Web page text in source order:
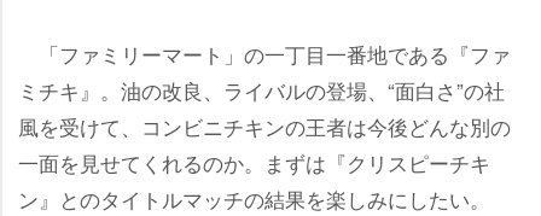
「ファミリーマート」の一丁目一番地である『ファ
ミチキ』。油の改良、ライバルの登場、“面白さ”の社
風を受けて、コンビニチキンの王者は今後どんな別の
一面を見せてくれるのか。まずは『クリスピーチキ
ン』とのタイトルマッチの結果を楽しみにしたい。